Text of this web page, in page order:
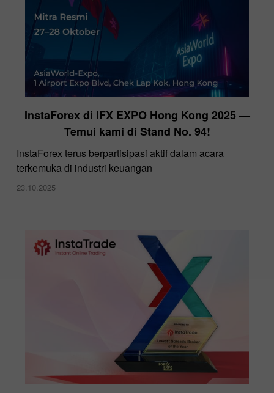
InstaForex di IFX EXPO Hong Kong 2025 —
Temui kami di Stand No. 94!
InstaForex terus berpartisipasi aktif dalam acara
terkemuka di industri keuangan
23.10.2025